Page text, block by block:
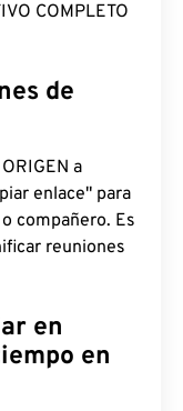
COMPLETO
de
a
enlace" para
compañero. Es
reuniones
en
en